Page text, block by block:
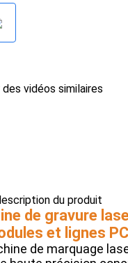
des vidéos similaires
du produit
de gravure
et lignes
de marquage